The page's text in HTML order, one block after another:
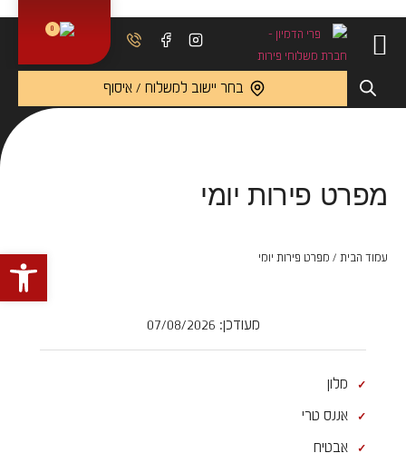
0
בחר יישוב למשלוח / איסוף
מפרט פירות יומי
עמוד הבית / מפרט פירות יומי
מעודכן: 07/08/2026
מלון
אננס טרי
אבטיח